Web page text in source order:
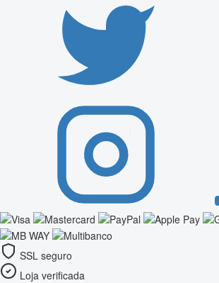
SSL seguro
Loja verificada